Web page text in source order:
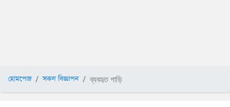
হোমপেজ সকল বিজ্ঞাপন ব্যবহৃত গাড়ি